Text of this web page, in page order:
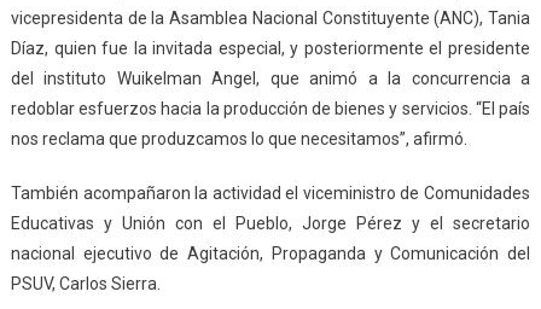
vicepresidenta de la Asamblea Nacional Constituyente (ANC), Tania
Díaz, quien fue la invitada especial, y posteriormente el presidente
del instituto Wuikelman Angel, que animó a la concurrencia a
redoblar esfuerzos hacia la producción de bienes y servicios. “El país
nos reclama que produzcamos lo que necesitamos”, afirmó.
También acompañaron la actividad el viceministro de Comunidades
Educativas y Unión con el Pueblo, Jorge Pérez y el secretario
nacional ejecutivo de Agitación, Propaganda y Comunicación del
PSUV, Carlos Sierra.